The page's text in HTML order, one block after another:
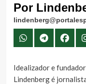
Por
Idealizador e
Lindenberg é